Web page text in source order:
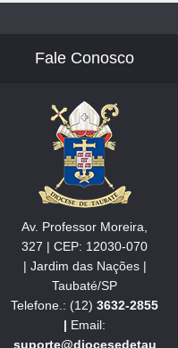
Fale Conosco
Av. Professor Moreira,
327 | CEP: 12030-070
| Jardim das Nações |
Taubaté/SP
Telefone.: (12) 3632-2855
| Email:
suporte@diocesedetau